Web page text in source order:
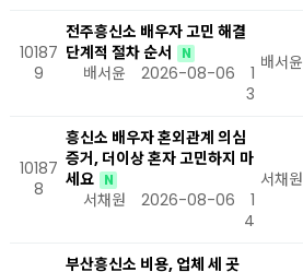
10187
9
전주흥신소 배우자 고민 해결
단계적 절차 순서
N
배서윤 2026-08-06
1
3
배서윤
10187
8
흥신소 배우자 혼외관계 의심
증거, 더이상 혼자 고민하지 마
세요
N
서채원 2026-08-06
1
4
서채원
부산흥신소 비용, 업체 세 곳